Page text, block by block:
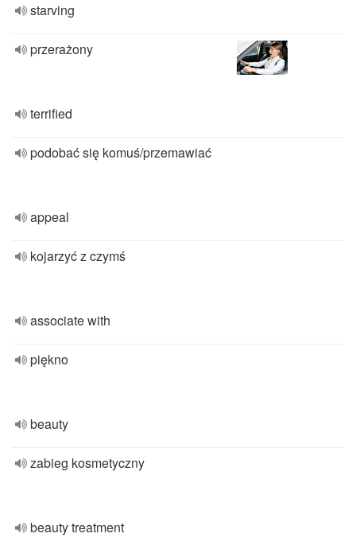
starving
przerażony
terrified
podobać się komuś/przemawiać
appeal
kojarzyć z czymś
associate with
piękno
beauty
zabieg kosmetyczny
beauty treatment